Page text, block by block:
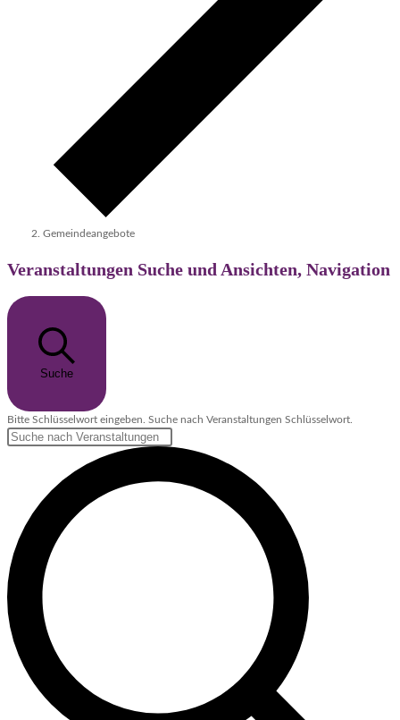
Gemeindeangebote
Veranstaltungen Suche und Ansichten, Navigation
Suche
Bitte Schlüsselwort eingeben. Suche nach Veranstaltungen Schlüsselwort.